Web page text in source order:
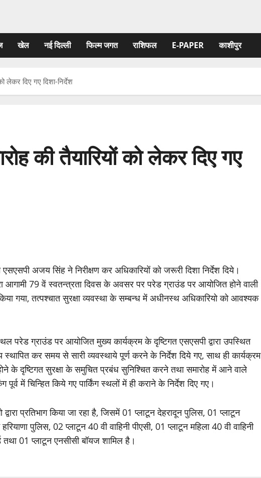
खेल नई दिल्ली फिल्‍म जगत राशिफल E-PAPER काशीपुर
लेकर दिए गए दिशा-निर्देश
की तैयारियों को लेकर दिए गए
अजय सिंह ने निरीक्षण कर अधिकारियों को जरूरी दिशा निर्देश दिये।
आगामी 79 वें स्वतन्त्रता दिवस के अवसर पर परेड ग्राउंड पर आयोजित होने वाली
गया, तत्पश्चात सुरक्षा व्यवस्था के सम्बन्ध में अधीनस्थ अधिकारियो को आवश्यक
परेड ग्राउंड पर आयोजित मुख्य कार्यक्रम के दृष्टिगत एसएसपी द्वारा उपस्थित
स्थापित कर समय से सारी व्यवस्थाये पूर्ण करने के निर्देश दिये गए, साथ ही कार्यक्रम
के दृष्टिगत सुरक्षा के समुचित प्रबंध सुनिश्चित करने तथा समारोह में आने वाले
पूर्व में चिन्हित किये गए पार्किंग स्थलों में ही कराने के निर्देश दिए गए।
प्रतिभाग किया जा रहा है, जिसमें 01 प्लाटून देहरादून पुलिस, 01 प्लाटून
पुलिस, 02 प्लाटून 40 वी वाहिनी पीएसी, 01 प्लाटून महिला 40 वी वाहिनी
तथा 01 प्लाटून एनसीसी बॉयज शामिल है।